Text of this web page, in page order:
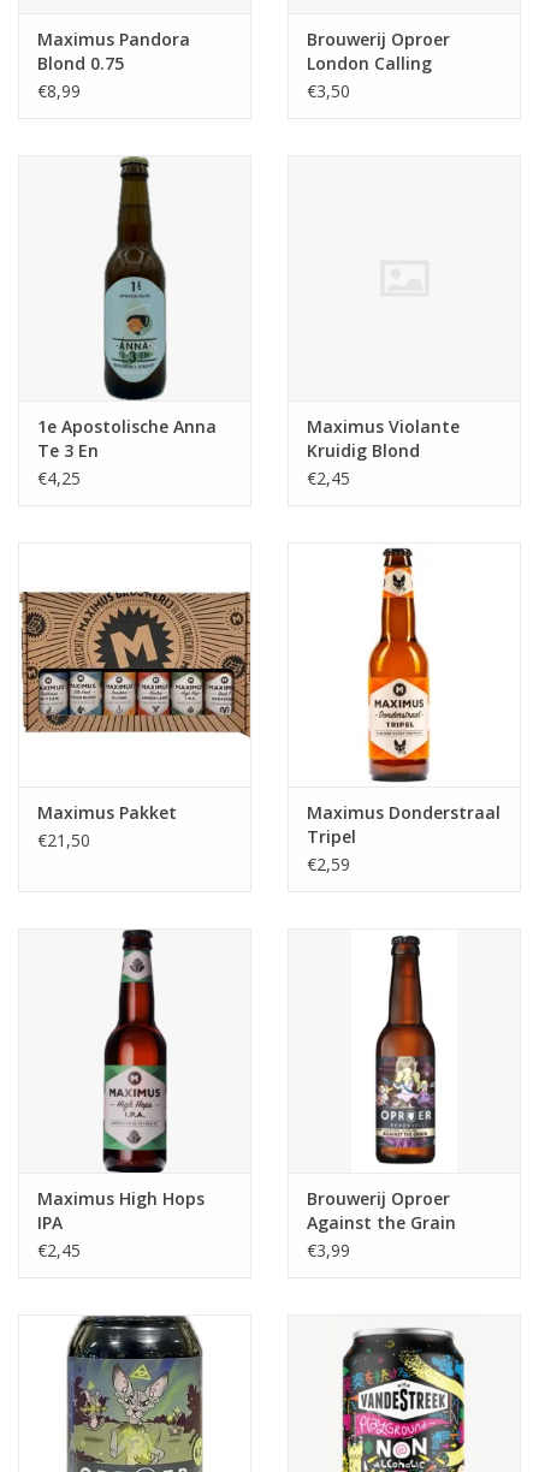
Maximus Pandora
Blond 0.75
€8,99
Brouwerij Oproer
London Calling
€3,50
1e Apostolische Anna
Te 3 En
€4,25
Maximus Violante
Kruidig Blond
€2,45
Maximus Pakket
€21,50
Maximus Donderstraal
Tripel
€2,59
Maximus High Hops
IPA
€2,45
Brouwerij Oproer
Against the Grain
€3,99